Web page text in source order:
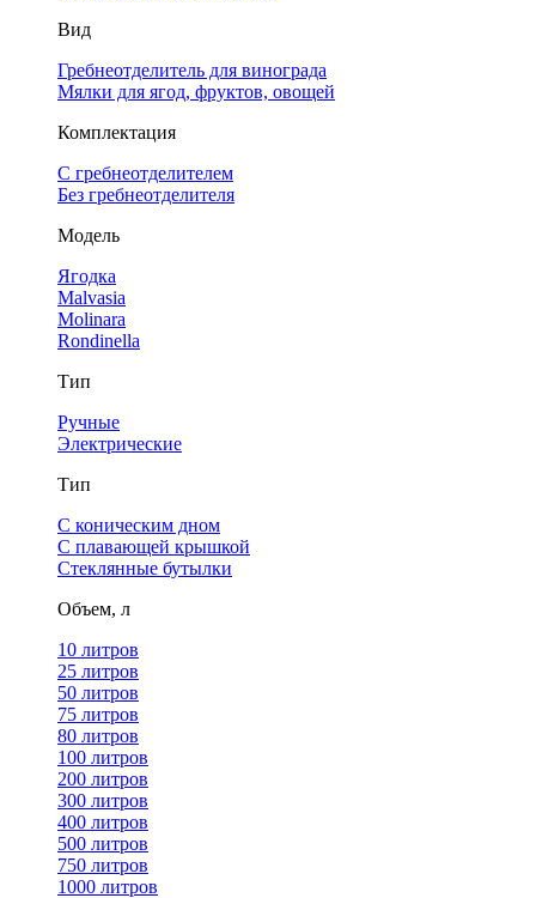
Вид
Гребнеотделитель для винограда
Мялки для ягод, фруктов, овощей
Комплектация
С гребнеотделителем
Без гребнеотделителя
Модель
Ягодка
Malvasia
Molinara
Rondinella
Тип
Ручные
Электрические
Тип
С коническим дном
С плавающей крышкой
Стеклянные бутылки
Объем, л
10 литров
25 литров
50 литров
75 литров
80 литров
100 литров
200 литров
300 литров
400 литров
500 литров
750 литров
1000 литров